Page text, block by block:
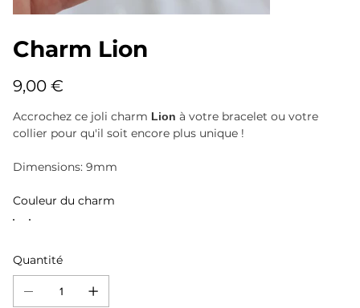
Charm Lion
Prix
9,00 €
Accrochez ce joli charm Lion à votre bracelet ou votre
collier pour qu'il soit encore plus unique !
Dimensions: 9mm
Couleur du charm
Quantité